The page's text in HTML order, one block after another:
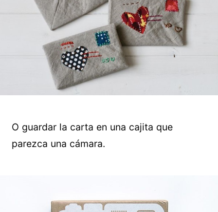
O guardar la carta en una cajita que
parezca una cámara.